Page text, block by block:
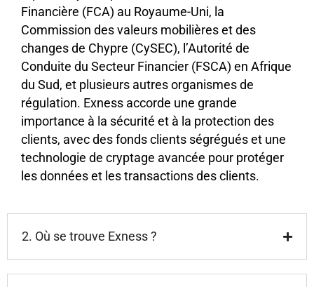
Financière (FCA) au Royaume-Uni, la
Commission des valeurs mobilières et des
changes de Chypre (CySEC), l’Autorité de
Conduite du Secteur Financier (FSCA) en Afrique
du Sud, et plusieurs autres organismes de
régulation. Exness accorde une grande
importance à la sécurité et à la protection des
clients, avec des fonds clients ségrégués et une
technologie de cryptage avancée pour protéger
les données et les transactions des clients.
2. Où se trouve Exness ?